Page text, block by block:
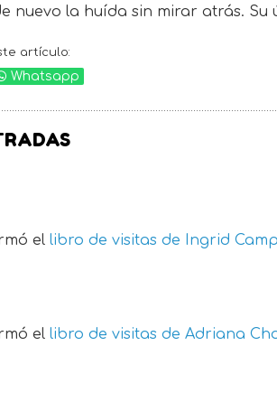
nuevo la huída sin mirar atrás.
artículo:
Whatsapp
el libro de visitas de Ingrid
el libro de visitas de Adriana